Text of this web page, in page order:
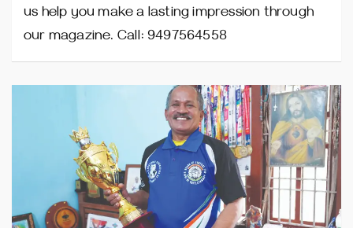
us help you make a lasting impression through
our magazine. Call: 9497564558